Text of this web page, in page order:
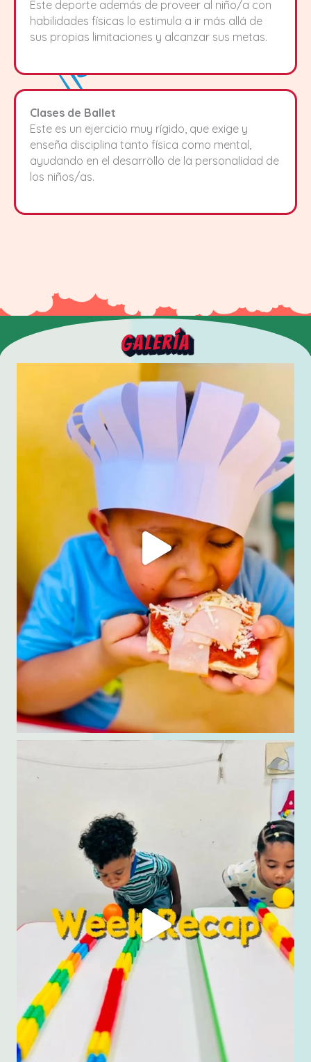
Este deporte además de proveer al niño/a con
habilidades físicas lo estimula a ir más allá de
sus propias limitaciones y alcanzar sus metas.
Clases de Ballet
Este es un ejercicio muy rígido, que exige y
enseña disciplina tanto física como mental,
ayudando en el desarrollo de la personalidad de
los niños/as.
Galería